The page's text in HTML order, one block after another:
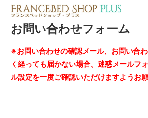
お問い合わせフォーム
※お問い合わせの確認メール、お問い合
く経っても届かない場合、迷惑メールフ
ル設定を一度ご確認いただけますようお願